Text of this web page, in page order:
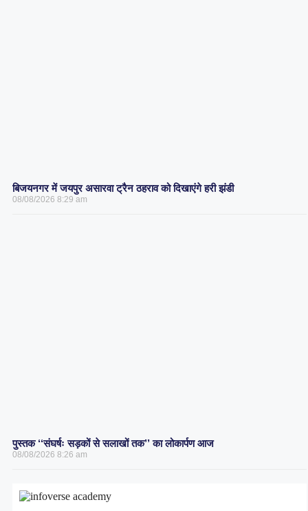
बिजयनगर में जयपुर असारवा ट्रैन ठहराव को दिखाएंगे हरी झंडी
08/08/2026 8:29 am
पुस्तक ‘‘संघर्षः सड़कों से सलाखों तक’’ का लोकार्पण आज
08/08/2026 8:26 am